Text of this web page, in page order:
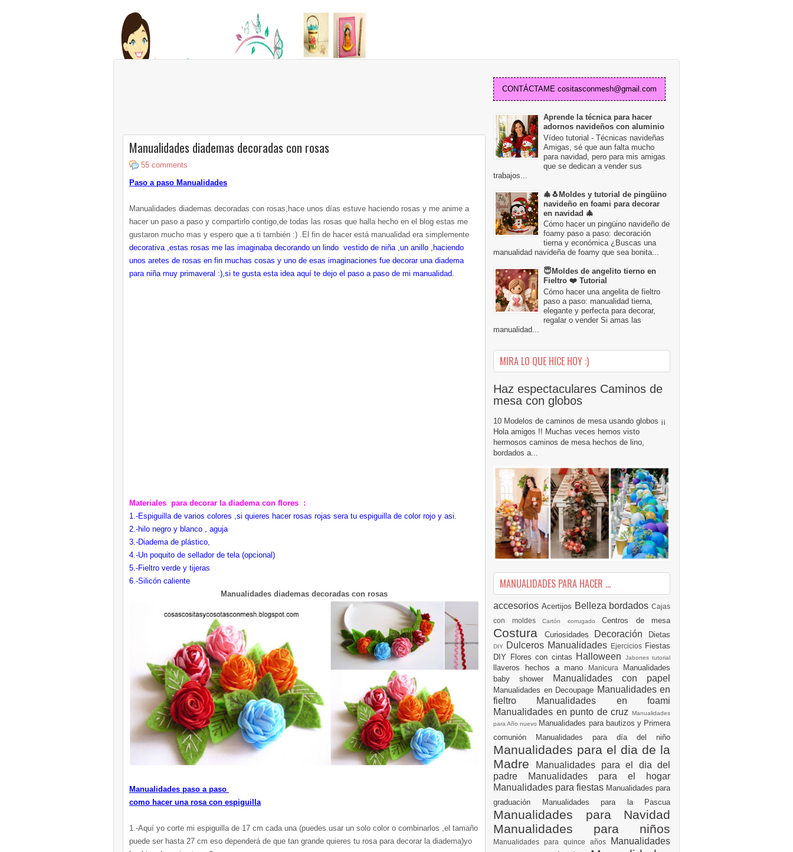
Manualidades diademas decoradas con rosas
55 comments
Paso a paso Manualidades
Manualidades diademas decoradas con rosas,hace unos días estuve haciendo rosas y me anime a
hacer un paso a paso y compartirlo contigo,de todas las rosas que halla hecho en el blog estas me
gustaron mucho mas y espero que a ti también :) .El fin de hacer está manualidad era simplemente
decorativa ,estas rosas me las imaginaba decorando un lindo vestido de niña ,un anillo ,haciendo
unos aretes de rosas en fin muchas cosas y uno de esas imaginaciones fue decorar una diadema
para niña muy primaveral :),si te gusta esta idea aquí te dejo el paso a paso de mi manualidad.
Materiales para decorar la diadema con flores :
1.-Espiguilla de varios colores ,si quieres hacer rosas rojas sera tu espiguilla de color rojo y asi.
2.-hilo negro y blanco , aguja
3.-Diadema de plástico,
4.-Un poquito de sellador de tela (opcional)
5.-Fieltro verde y tijeras
6.-Silicón caliente
Manualidades diademas decoradas con rosas
Manualidades paso a paso
como hacer una rosa con espiguilla
1.-Aquí yo corte mi espiguilla de 17 cm cada una (puedes usar un solo color o combinarlos ,el tamaño
puede ser hasta 27 cm eso dependerá de que tan grande quieres tu rosa para decorar la diadema)yo
CONTÁCTAME cositasconmesh@gmail.com
Aprende la técnica para hacer
adornos navideños con aluminio
Vídeo tutorial - Técnicas navideñas
Amigas, sé que aun falta mucho
para navidad, pero para mis amigas
que se dedican a vender sus
trabajos...
🎄🐧Moldes y tutorial de pingüino
navideño en foami para decorar
en navidad 🎄
Cómo hacer un pingüino navideño de
foamy paso a paso: decoración
tierna y económica ¿Buscas una
manualidad navideña de foamy que sea bonita...
😇Moldes de angelito tierno en
Fieltro ❤️ Tutorial
Cómo hacer una angelita de fieltro
paso a paso: manualidad tierna,
elegante y perfecta para decorar,
regalar o vender Si amas las
manualidad...
MIRA LO QUE HICE HOY :)
Haz espectaculares Caminos de
mesa con globos
10 Modelos de caminos de mesa usando globos ¡¡
Hola amigos !! Muchas veces hemos visto
hermosos caminos de mesa hechos de lino,
bordados a...
MANUALIDADES PARA HACER ...
accesorios Acertijos Belleza bordados Cajas
con moldes Cartón corrugado Centros de mesa
Costura Curiosidades Decoración Dietas
DIY Dulceros Manualidades Ejercicios Fiestas
DIY Flores con cintas Halloween Jabones tutorial
llaveros hechos a mano Manicura Manualidades
baby shower
Manualidades con papel
Manualidades en Decoupage Manualidades en
fieltro Manualidades en foami
Manualidades en punto de cruz
Manualidades
para Año nuevo Manualidades para bautizos y Primera
comunión Manualidades para día del niño
Manualidades para el dia de la
Madre
Manualidades para el dia del
padre
Manualidades para el hogar
Manualidades para fiestas Manualidades para
graduación Manualidades para la Pascua
Manualidades para Navidad
Manualidades para niños
Manualidades para quince años
Manualidades